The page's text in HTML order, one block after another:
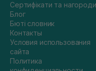
Сертифікати та нагороди
Блог
Бюті словник
Контакты
Условия использования
сайта
Политика